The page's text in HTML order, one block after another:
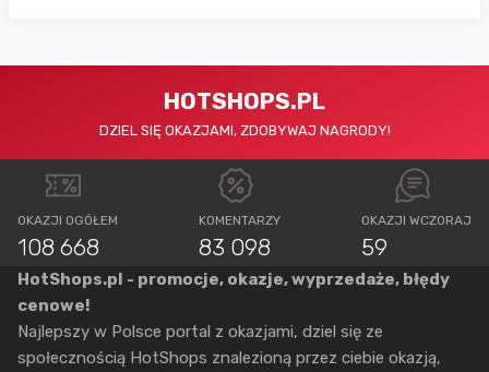
HOTSHOPS.PL
DZIEL SIĘ OKAZJAMI, ZDOBYWAJ NAGRODY!
OKAZJI OGÓŁEM
108 668
KOMENTARZY
83 098
OKAZJI WCZORAJ
59
HotShops.pl - promocje, okazje, wyprzedaże, błędy
cenowe!
Najlepszy w Polsce portal z okazjami, dziel się ze
społecznością HotShops znalezioną przez ciebie okazją,